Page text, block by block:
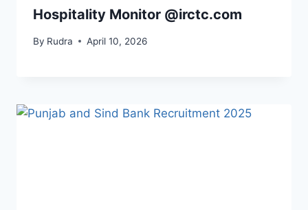
Hospitality Monitor @irctc.com
By Rudra April 10, 2026